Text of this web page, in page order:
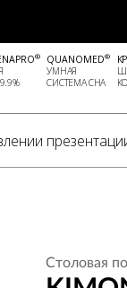
® QUANOMED®
УМНАЯ
СИСТЕМА СНА
Столовая